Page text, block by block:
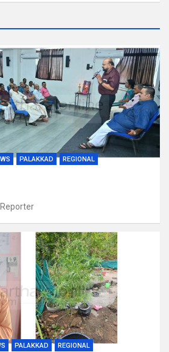
PALAKKAD REGIONAL
Reporter
PALAKKAD REGIONAL